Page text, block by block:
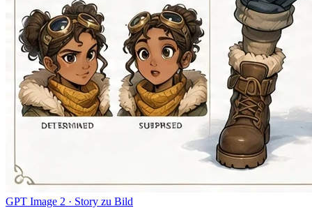
GPT Image 2 · Story zu Bild